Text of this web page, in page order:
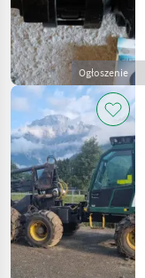
Ogłoszenie